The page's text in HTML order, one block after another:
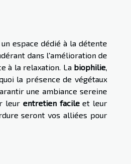
espace dédié à la détente
dans l'amélioration de
à la relaxation. La biophilie,
la présence de végétaux
une ambiance sereine
leur entretien facileet leur
seront vos alliées pour